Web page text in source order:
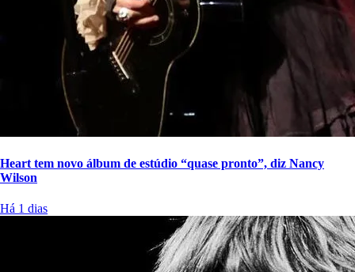
Heart tem novo álbum de estúdio “quase pronto”, diz Nancy
Wilson
Há 1 dias